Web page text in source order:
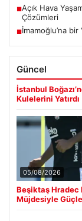
■Açık Hava
Çözümleri
■İmamoğlu’na bir
Güncel
İstanbul
Kulelerini Yatırdı
05/08/2026
Beşiktaş Hradec
Müjdesiyle